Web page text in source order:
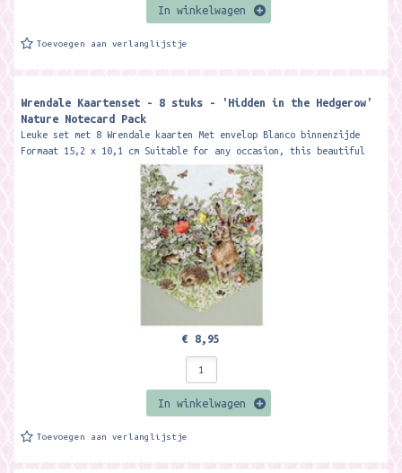
In winkelwagen
Toevoegen aan verlanglijstje
Wrendale Kaartenset - 8 stuks - 'Hidden in the Hedgerow'
Nature Notecard Pack
Leuke set met 8 Wrendale kaarten Met envelop Blanco binnenzijde
Formaat 15,2 x 10,1 cm Suitable for any occasion, this beautiful
€ 8,95
In winkelwagen
Toevoegen aan verlanglijstje